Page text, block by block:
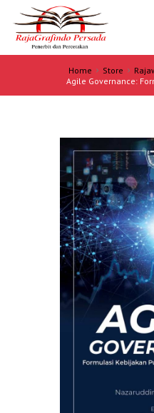
Home Store
Agile Governance: